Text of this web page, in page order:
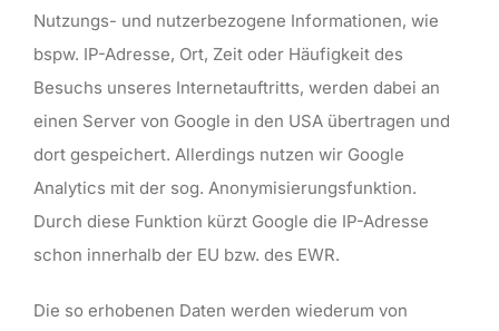
Nutzungs- und nutzerbezogene Informationen, wie
bspw. IP-Adresse, Ort, Zeit oder Häufigkeit des
Besuchs unseres Internetauftritts, werden dabei an
einen Server von Google in den USA übertragen und
dort gespeichert. Allerdings nutzen wir Google
Analytics mit der sog. Anonymisierungsfunktion.
Durch diese Funktion kürzt Google die IP-Adresse
schon innerhalb der EU bzw. des EWR.
Die so erhobenen Daten werden wiederum von